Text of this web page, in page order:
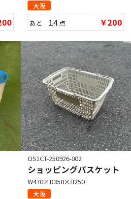
大阪
あと 14点 ￥200
OS1CT-250926-002
ショッピングバスケット
W470×D350×H250
大阪